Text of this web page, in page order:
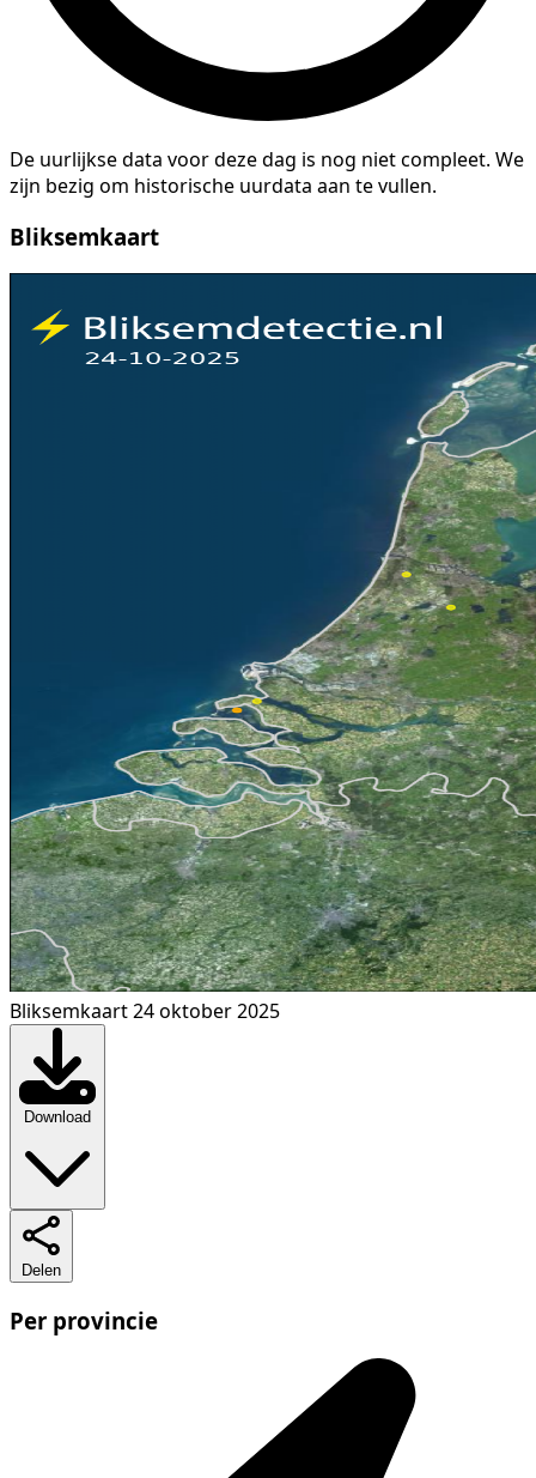
De uurlijkse data voor deze dag is nog niet compleet. We
zijn bezig om historische uurdata aan te vullen.
Bliksemkaart
Bliksemkaart 24 oktober 2025
Download
Delen
Per provincie